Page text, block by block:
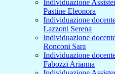
Individuazione
Pastine Eleonora
Individuazione
Lazzoni Serena
Individuazione
Ronconi Sara
Individuazione
Fabozzi Arianna